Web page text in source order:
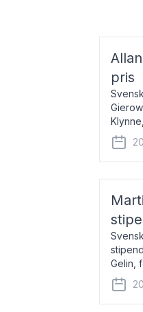
pris
Gelin,
men